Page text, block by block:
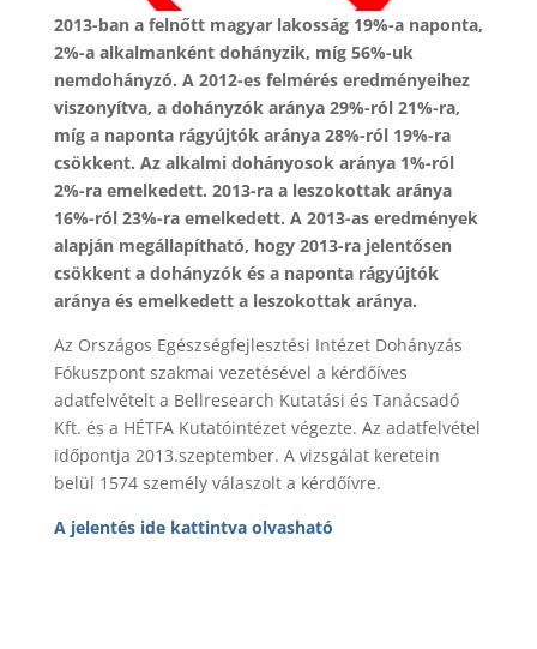
2013-ban a felnőtt magyar lakosság 19%-a naponta,
2%-a alkalmanként dohányzik, míg 56%-uk
nemdohányzó. A 2012-es felmérés eredményeihez
viszonyítva, a dohányzók aránya 29%-ról 21%-ra,
míg a naponta rágyújtók aránya 28%-ról 19%-ra
csökkent. Az alkalmi dohányosok aránya 1%-ról
2%-ra emelkedett. 2013-ra a leszokottak aránya
16%-ról 23%-ra emelkedett. A 2013-as eredmények
alapján megállapítható, hogy 2013-ra jelentősen
csökkent a dohányzók és a naponta rágyújtók
aránya és emelkedett a leszokottak aránya.
Az Országos Egészségfejlesztési Intézet Dohányzás
Fókuszpont szakmai vezetésével a kérdőíves
adatfelvételt a Bellresearch Kutatási és Tanácsadó
Kft. és a HÉTFA Kutatóintézet végezte. Az adatfelvétel
időpontja 2013.szeptember. A vizsgálat keretein
belül 1574 személy válaszolt a kérdőívre.
A jelentés ide kattintva olvasható